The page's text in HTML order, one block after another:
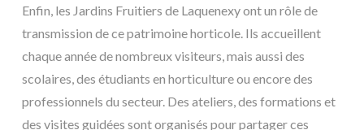
Enfin, les Jardins Fruitiers de Laquenexy ont un rôle de
transmission de ce patrimoine horticole. Ils accueillent
chaque année de nombreux visiteurs, mais aussi des
scolaires, des étudiants en horticulture ou encore des
professionnels du secteur. Des ateliers, des formations et
des visites guidées sont organisés pour partager ces